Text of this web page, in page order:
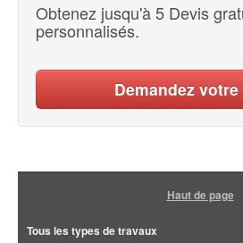
Obtenez jusqu'à 5 Devis
personnalisés.
Demandez
Haut de page
Tous les types de travaux